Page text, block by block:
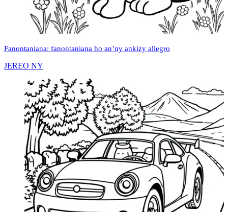
Fanontaniana: fanontaniana ho an’ny ankizy allegro
JEREO NY